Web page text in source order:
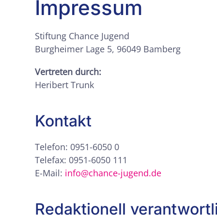
Impressum
Stiftung Chance Jugend
Burgheimer Lage 5, 96049 Bamberg
Vertreten durch:
Heribert Trunk
Kontakt
Telefon: 0951-6050 0
Telefax: 0951-6050 111
E-Mail: info@chance-jugend.de
Redaktionell